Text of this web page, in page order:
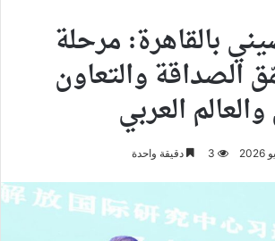
بالقاهرة: مرحلة
الصداقة والتعاون
العربي
3 دقيقة واحدة